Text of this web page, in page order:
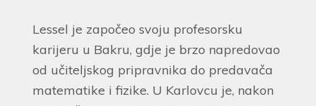
Lessel je započeo svoju profesorsku
karijeru u Bakru, gdje je brzo napredovao
od učiteljskog pripravnika do predavača
matematike i fizike. U Karlovcu je, nakon